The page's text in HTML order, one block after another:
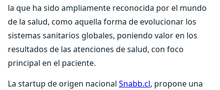
la que ha sido ampliamente reconocida por el mundo
de la salud, como aquella forma de evolucionar los
sistemas sanitarios globales, poniendo valor en los
resultados de las atenciones de salud, con foco
principal en el paciente.
La startup de origen nacional Snabb.cl, propone una